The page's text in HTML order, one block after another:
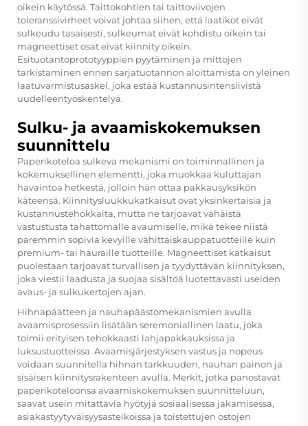
oikein käytössä. Taittokohtien tai taittoviivojen
toleranssivirheet voivat johtaa siihen, että laatikot eivät
sulkeudu tasaisesti, sulkeumat eivät kohdistu oikein tai
magneettiset osat eivät kiinnity oikein.
Esituotantoprototyyppien pyytäminen ja mittojen
tarkistaminen ennen sarjatuotannon aloittamista on yleinen
laatuvarmistusaskel, joka estää kustannusintensiivistä
uudelleentyöskentelyä.
Sulku- ja avaamiskokemuksen
suunnittelu
Paperikoteloa sulkeva mekanismi on toiminnallinen ja
kokemuksellinen elementti, joka muokkaa kuluttajan
havaintoa hetkestä, jolloin hän ottaa pakkausyksikön
käteensä. Kiinnitysluukkukatkaisut ovat yksinkertaisia ja
kustannustehokkaita, mutta ne tarjoavat vähäistä
vastustusta tahattomalle avaumiselle, mikä tekee niistä
paremmin sopivia kevyille vähittäiskauppatuotteille kuin
premium- tai hauraille tuotteille. Magneettiset katkaisut
puolestaan tarjoavat turvallisen ja tyydyttävän kiinnityksen,
joka viestii laadusta ja suojaa sisältöä luotettavasti useiden
avaus- ja sulkukertojen ajan.
Hihnapäätteen ja nauhapäästömekanismien avulla
avaamisprosessiin lisätään seremoniallinen laatu, joka
toimii erityisen tehokkaasti lahjapakkauksissa ja
luksustuotteissa. Avaamisjärjestyksen vastus ja nopeus
voidaan suunnitella hihnan tarkkuuden, nauhan painon ja
sisäisen kiinnitysrakenteen avulla. Merkit, jotka panostavat
paperikoteloonsa avaamiskokemuksen suunnitteluun,
saavat usein mitattavia hyötyjä sosiaalisessa jakamisessa,
asiakastyytyväisyysasteikoissa ja toistettujen ostojen